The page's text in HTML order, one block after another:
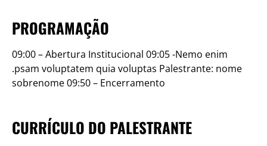
PROGRAMAÇÃO
09:00 – Abertura Institucional 09:05 -Nemo enim
.psam voluptatem quia voluptas Palestrante: nome
sobrenome 09:50 – Encerramento
CURRÍCULO DO PALESTRANTE